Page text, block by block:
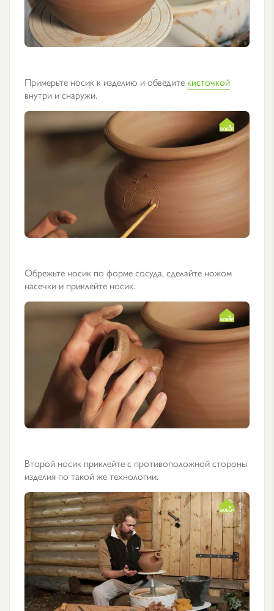
Примерьте носик к изделию и обведите кисточкой
внутри и снаружи.
Обрежьте носик по форме сосуда, сделайте ножом
насечки и приклейте носик.
Второй носик приклейте с противоположной стороны
изделия по такой же технологии.